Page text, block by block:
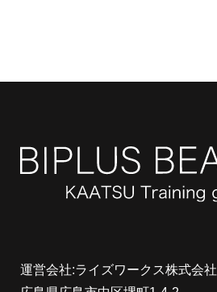
運営会社:ライズワークス株式会社